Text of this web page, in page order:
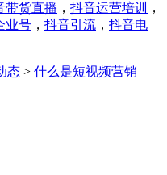
带货直播 ， 抖音运营培训
，
业号 ， 抖音引流 ， 抖音电
态 > 什么是短视频营销